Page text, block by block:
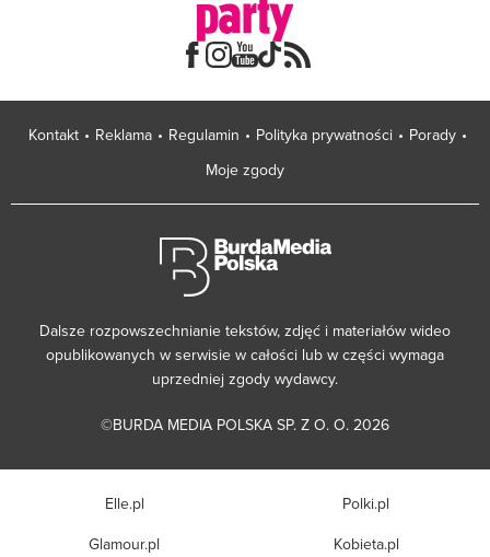
Kontakt Reklama Regulamin Polityka prywatności
Porady
Moje zgody
Dalsze rozpowszechnianie tekstów, zdjęć i materiałów wideo
opublikowanych w serwisie w całości lub w części wymaga
uprzedniej zgody wydawcy.
©BURDA MEDIA POLSKA SP. Z O. O. 2026
Elle.pl
Glamour.pl
Polki.pl
Kobieta.pl